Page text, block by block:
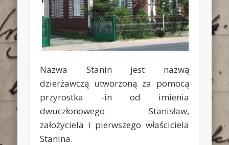
Nazwa Stanin jest nazwą
dzierżawczą utworzoną za pomocą
przyrostka -in od imienia
dwuczłonowego Stanisław,
założyciela i pierwszego właściciela
Stanina.